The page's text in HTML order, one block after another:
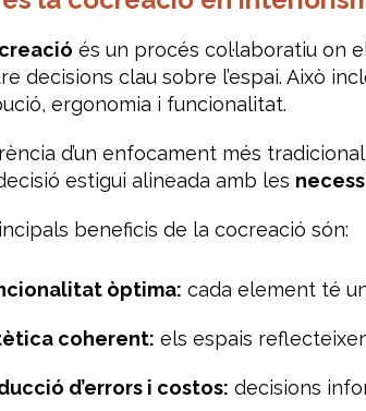
és un procés col·laboratiu on
decisions clau sobre l’espai. Això
ergonomia i funcionalitat.
d’un enfocament més
estigui alineada amb les
beneficis de la cocreació són:
òptima: cada element té
coherent: els espais
d’errors i costos: decisions